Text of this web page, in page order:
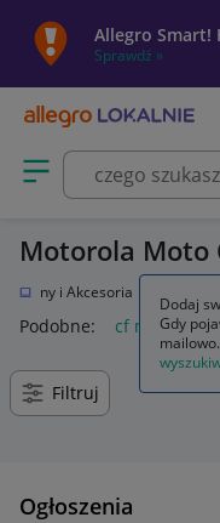
Allegro Smart!
Sprawdź »
Otwórz menu z
Motorola Moto
i Akcesoria
Podobne: cf moto
Filtruj
Ogłoszenia
Dodaj
Gdy